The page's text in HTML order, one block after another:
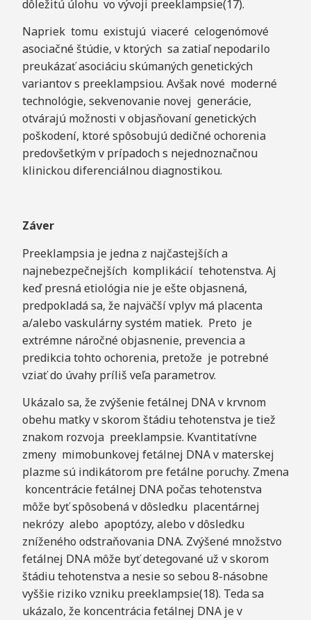
dôležitú úlohu vo vývoji preeklampsie(17).
Napriek tomu existujú viaceré celogenómové
asociačné štúdie, v ktorých sa zatiaľ nepodarilo
preukázať asociáciu skúmaných genetických
variantov s preeklampsiou. Avšak nové moderné
technológie, sekvenovanie novej generácie,
otvárajú možnosti v objasňovaní genetických
poškodení, ktoré spôsobujú dedičné ochorenia
predovšetkým v prípadoch s nejednoznačnou
klinickou diferenciálnou diagnostikou.
Záver
Preeklampsia je jedna z najčastejších a
najnebezpečnejších komplikácií tehotenstva. Aj
keď presná etiológia nie je ešte objasnená,
predpokladá sa, že najväčší vplyv má placenta
a/alebo vaskulárny systém matiek. Preto je
extrémne náročné objasnenie, prevencia a
predikcia tohto ochorenia, pretože je potrebné
vziať do úvahy príliš veľa parametrov.
Ukázalo sa, že zvýšenie fetálnej DNA v krvnom
obehu matky v skorom štádiu tehotenstva je tiež
znakom rozvoja preeklampsie. Kvantitatívne
zmeny mimobunkovej fetálnej DNA v materskej
plazme sú indikátorom pre fetálne poruchy. Zmena
koncentrácie fetálnej DNA počas tehotenstva
môže byť spôsobená v dôsledku placentárnej
nekrózy alebo apoptózy, alebo v dôsledku
zníženého odstraňovania DNA. Zvýšené množstvo
fetálnej DNA môže byť detegované už v skorom
štádiu tehotenstva a nesie so sebou 8-násobne
vyššie riziko vzniku preeklampsie(18). Teda sa
ukázalo, že koncentrácia fetálnej DNA je v